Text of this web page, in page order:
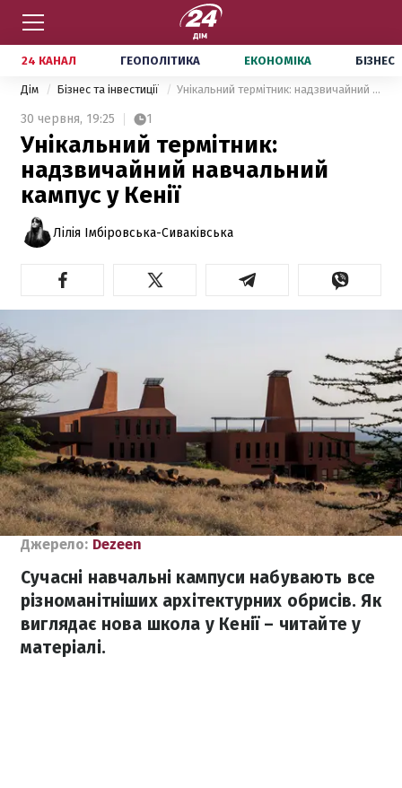
24 КАНАЛ ГЕОПОЛІТИКА ЕКОНОМІКА БІЗНЕС
Дім Бізнес та інвестиції Унікальний термітник: надзвичайний навчальний кампус у Кенії
30 червня, 19:25 1
Унікальний термітник:
надзвичайний навчальний
кампус у Кенії
Лілія Імбіровська-Сиваківська
Джерело: Dezeen
Сучасні навчальні кампуси набувають все
різноманітніших архітектурних обрисів. Як
виглядає нова школа у Кенії – читайте у
матеріалі.